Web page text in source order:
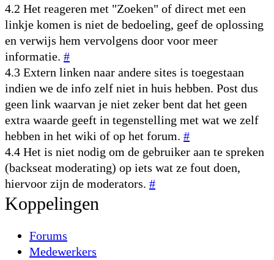
4.2 Het reageren met "Zoeken" of direct met een
linkje komen is niet de bedoeling, geef de oplossing
en verwijs hem vervolgens door voor meer
informatie. #
4.3 Extern linken naar andere sites is toegestaan
indien we de info zelf niet in huis hebben. Post dus
geen link waarvan je niet zeker bent dat het geen
extra waarde geeft in tegenstelling met wat we zelf
hebben in het wiki of op het forum. #
4.4 Het is niet nodig om de gebruiker aan te spreken
(backseat moderating) op iets wat ze fout doen,
hiervoor zijn de moderators. #
Koppelingen
Forums
Medewerkers